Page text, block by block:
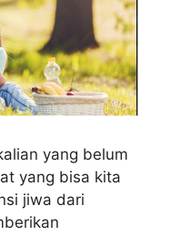
yang belum
yang bisa kita
jiwa dari